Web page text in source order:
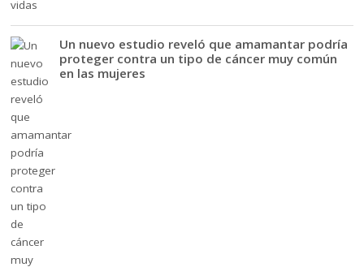
Un nuevo estudio reveló que amamantar podría
proteger contra un tipo de cáncer muy común
en las mujeres